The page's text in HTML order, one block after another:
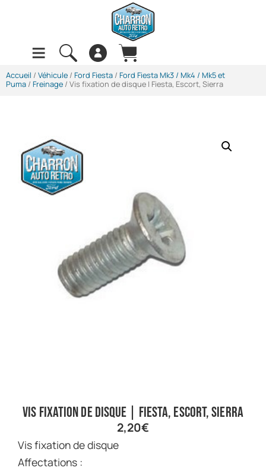
Accueil / Véhicule / Ford Fiesta / Ford Fiesta Mk3 / Mk4 / Mk5 et
Puma / Freinage / Vis fixation de disque | Fiesta, Escort, Sierra
Vis fixation de disque | Fiesta, Escort, Sierra
2,20€
Vis fixation de disque
Affectations :